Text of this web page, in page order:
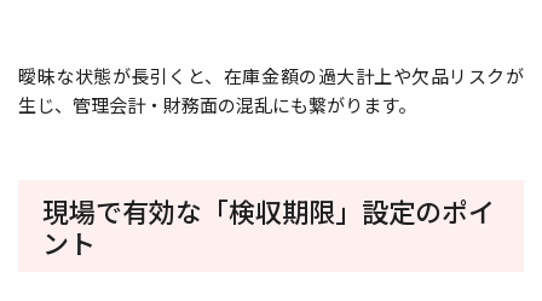
曖昧な状態が長引くと、在庫金額の過大計上や欠品リスクが
生じ、管理会計・財務面の混乱にも繋がります。
現場で有効な「検収期限」設定のポイ
ント